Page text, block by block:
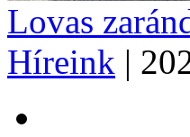
Lovas
Híreink |